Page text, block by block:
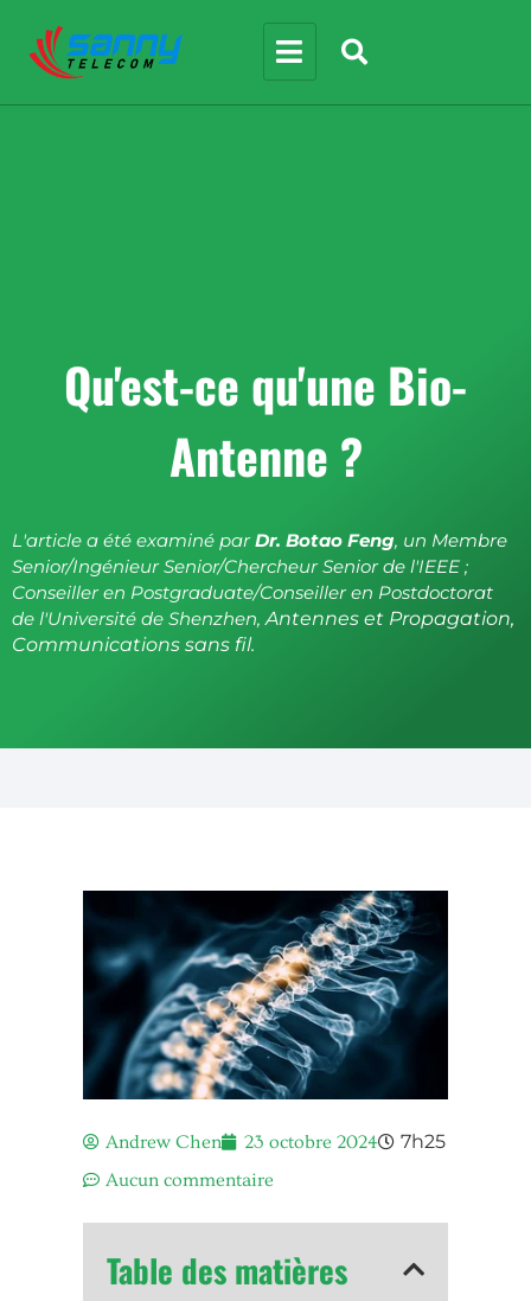
Qu'est-ce qu'une Bio-
Antenne ?
L'article a été examiné parDr. Botao Feng, un Membre
Senior/Ingénieur Senior/Chercheur Senior de l'IEEE ;
Conseiller en Postgraduate/Conseiller en Postdoctorat
de l'Université de Shenzhen, Antennes et Propagation,
Communications sans fil.
Andrew Chen 23 octobre 2024 7h25
Aucun commentaire
Table des matières